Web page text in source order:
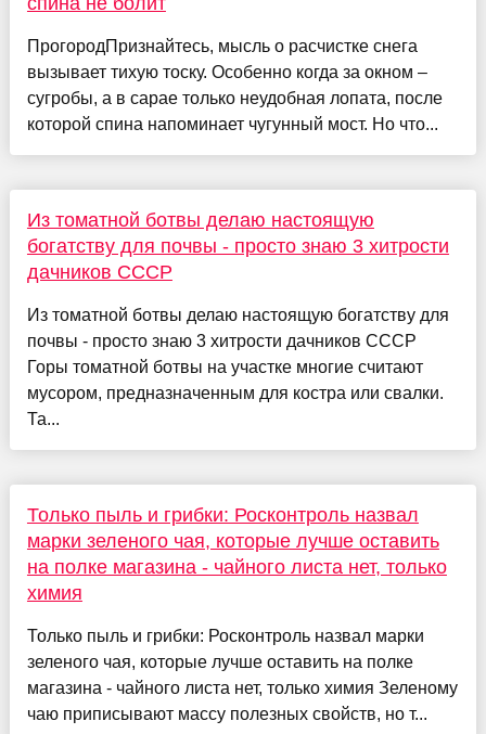
ПрогородПризнайтесь, мысль о расчистке снега
вызывает тихую тоску. Особенно когда за окном –
сугробы, а в сарае только неудобная лопата, после
которой спина напоминает чугунный мост. Но что...
Из томатной ботвы делаю настоящую
богатству для почвы - просто знаю 3 хитрости
дачников СССР
Из томатной ботвы делаю настоящую богатству для
почвы - просто знаю 3 хитрости дачников СССР
Горы томатной ботвы на участке многие считают
мусором, предназначенным для костра или свалки.
Та...
Только пыль и грибки: Росконтроль назвал
марки зеленого чая, которые лучше оставить
на полке магазина - чайного листа нет, только
химия
Только пыль и грибки: Росконтроль назвал марки
зеленого чая, которые лучше оставить на полке
магазина - чайного листа нет, только химия Зеленому
чаю приписывают массу полезных свойств, но т...